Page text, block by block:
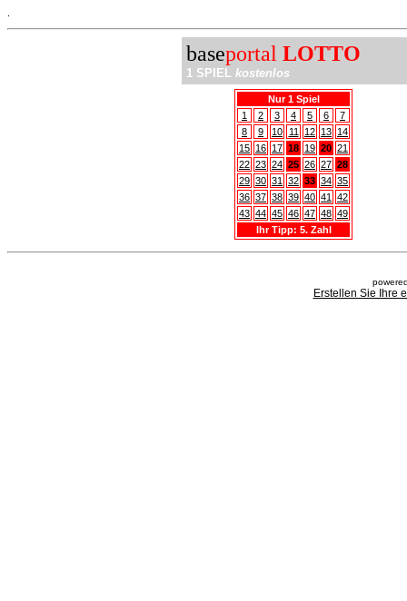
baseportal LOTTO
1 SPIEL kostenlos
Nur 1 Spiel
1
2 3 4 5 6
7
8
9 10 11 12 13 14
15 16 17 18 19 20 21
22 23 24 25 26 27 28
29 30 31 32 33 34 35
36 37 38 39 40 41
42
43 44 45 46 47 48 49
Ihr Tipp: 5. Zahl
Erstellen Sie Ihre